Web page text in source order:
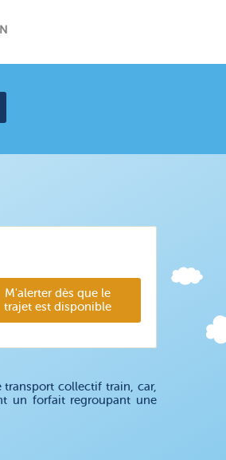
M'alerter dès que le
trajet est disponible
transport collectif train, car,
un forfait regroupant une